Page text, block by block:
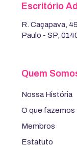
Escritório
R. Caçapava,
Paulo - SP,
Quem
Nossa História
O que fazemos
Membros
Estatuto